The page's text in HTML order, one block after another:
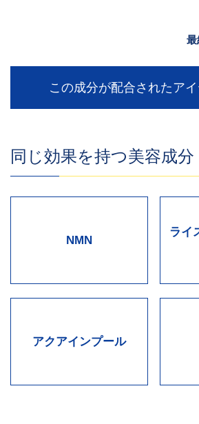
最
この成分が配合されたア
同じ効果を持つ美容成分
NMN
ライ
アクアインプール